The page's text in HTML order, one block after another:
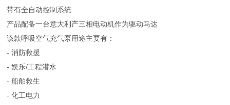
带有全自动控制系统
产品配备一台意大利产三相电动机作为驱动马达
该款呼吸空气充气泵用途主要有：
- 消防救援
- 娱乐/工程潜水
- 船舶救生
- 化工电力